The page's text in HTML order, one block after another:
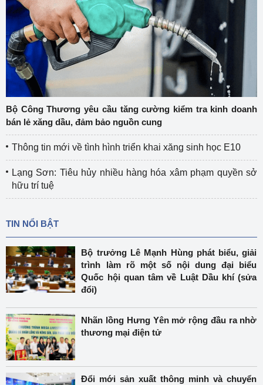
Bộ Công Thương yêu cầu tăng cường kiểm tra kinh doanh
bán lẻ xăng dầu, đảm bảo nguồn cung
Thông tin mới về tình hình triển khai xăng sinh học E10
Lạng Sơn: Tiêu hủy nhiều hàng hóa xâm phạm quyền sở
hữu trí tuệ
TIN NỔI BẬT
Bộ trưởng Lê Mạnh Hùng phát biểu, giải
trình làm rõ một số nội dung đại biểu
Quốc hội quan tâm về Luật Dầu khí (sửa
đổi)
Nhãn lồng Hưng Yên mở rộng đầu ra nhờ
thương mại điện tử
Đổi mới sản xuất thông minh và chuyển